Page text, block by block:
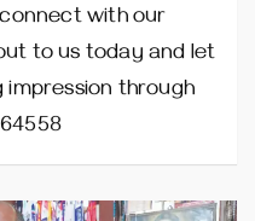
with our
to us today and let
impression through